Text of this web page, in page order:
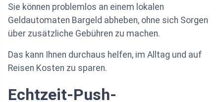
Sie können problemlos an einem lokalen
Geldautomaten Bargeld abheben, ohne sich Sorgen
über zusätzliche Gebühren zu machen.
Das kann Ihnen durchaus helfen, im Alltag und auf
Reisen Kosten zu sparen.
Echtzeit-Push-